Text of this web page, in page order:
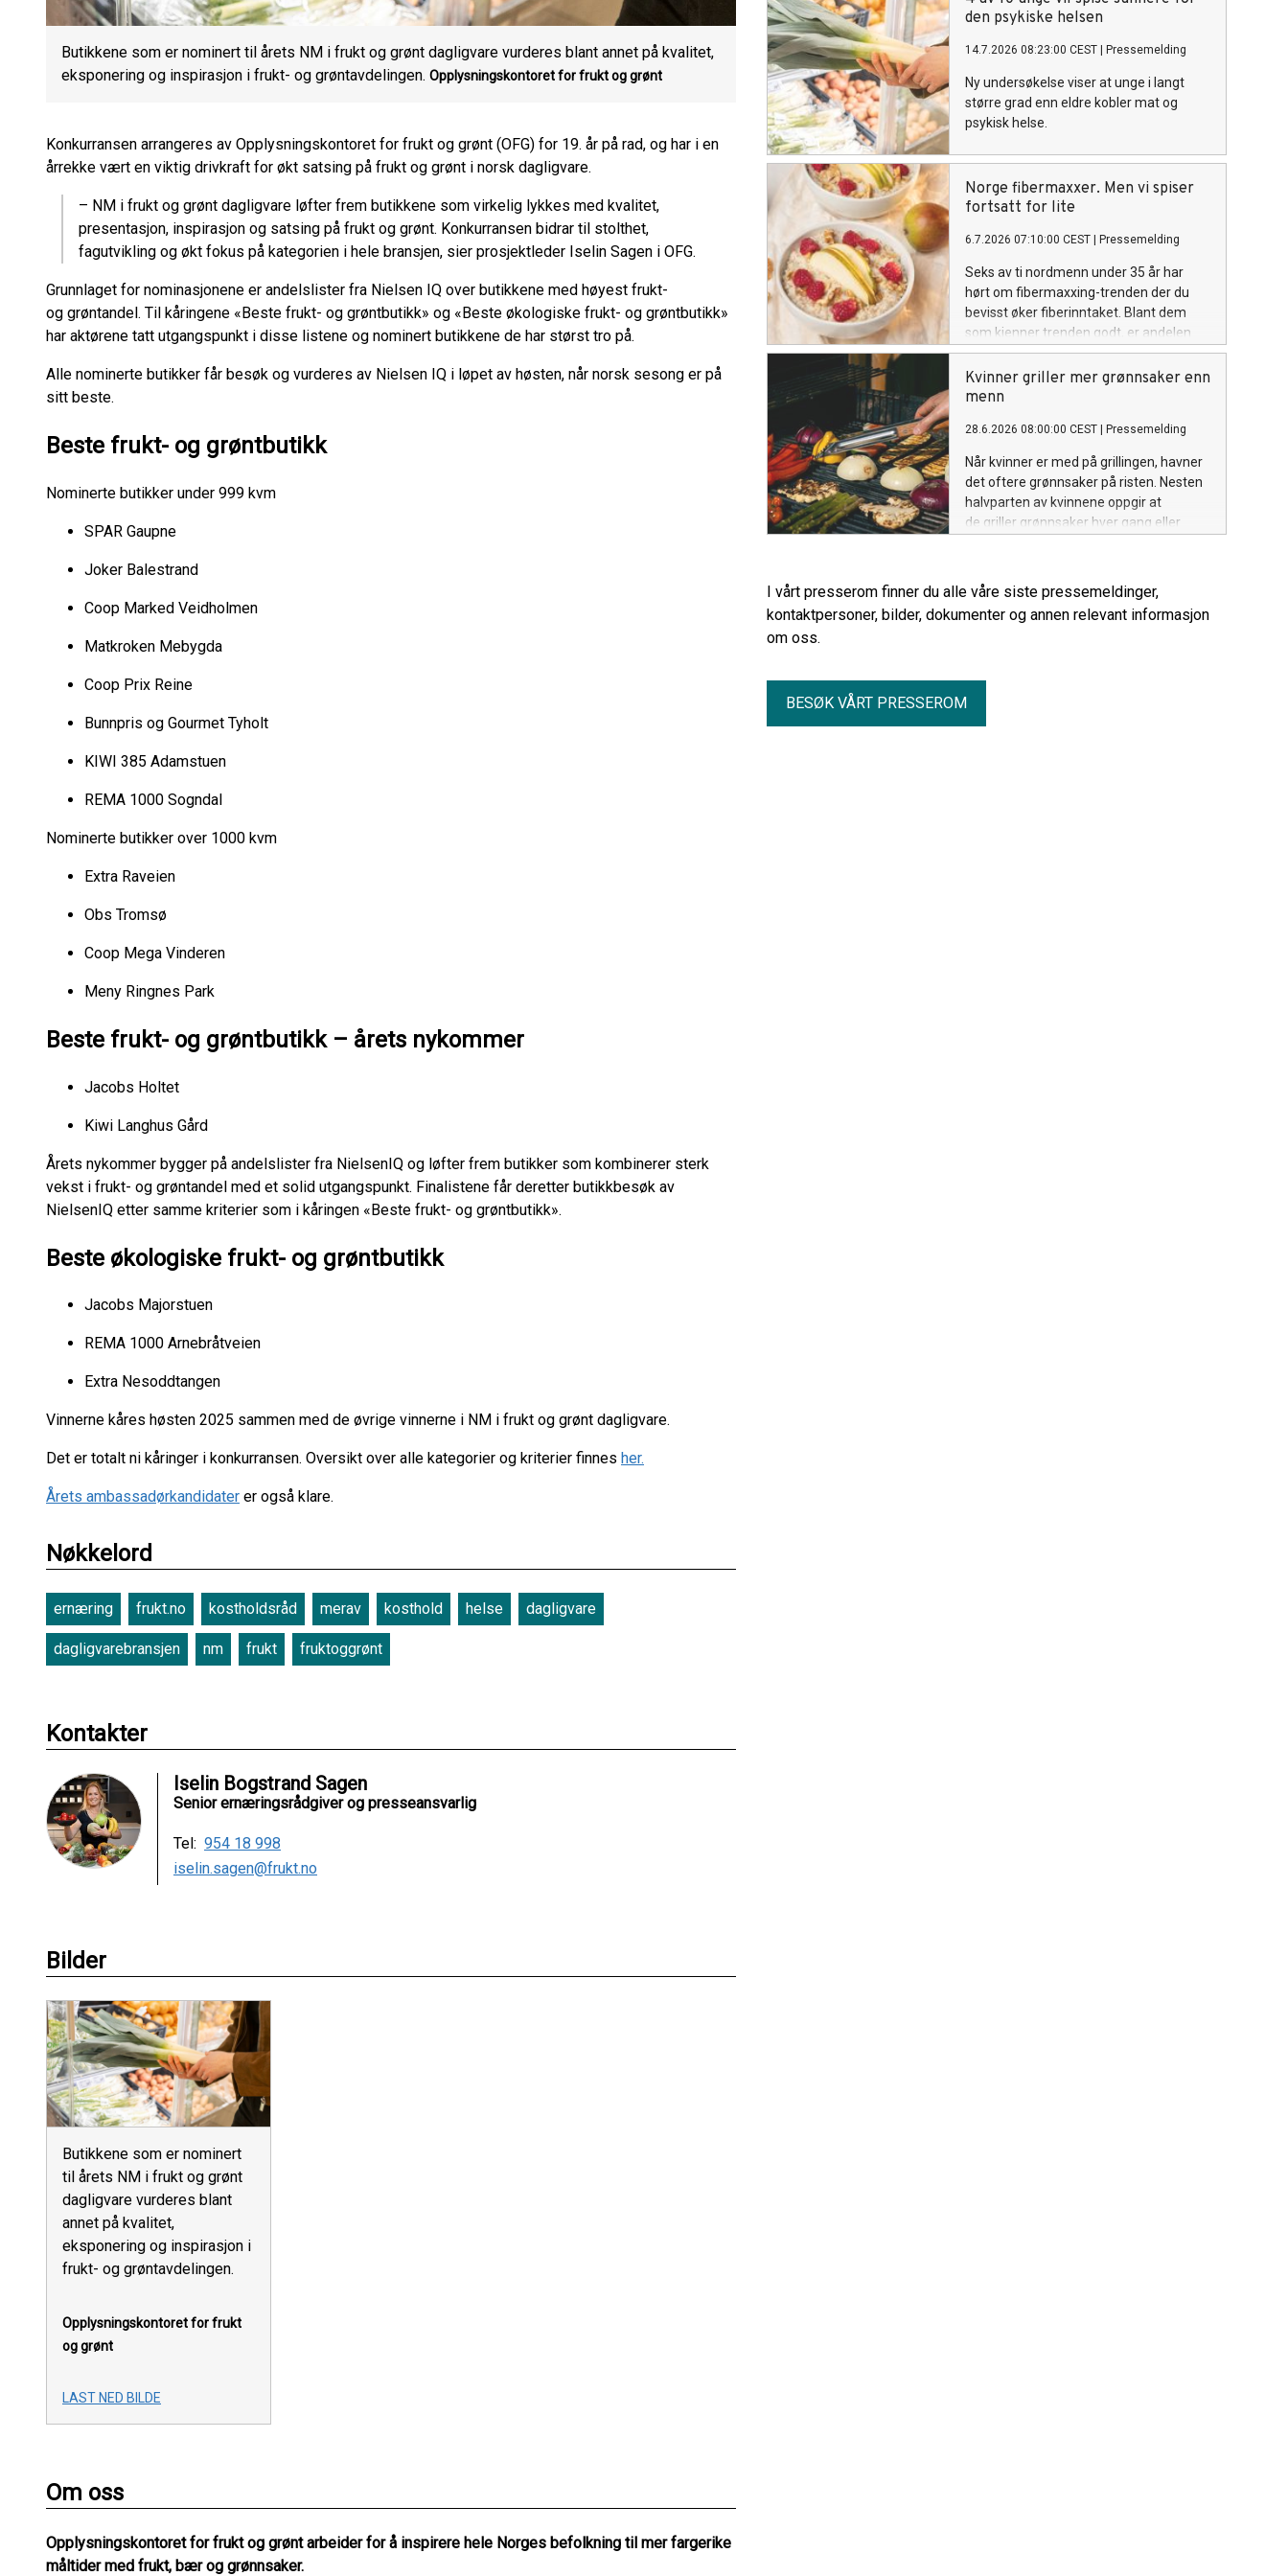
Butikkene som er nominert til årets NM i frukt og grønt dagligvare vurderes blant annet på kvalitet,
eksponering og inspirasjon i frukt- og grøntavdelingen. Opplysningskontoret for frukt og grønt
Konkurransen arrangeres av Opplysningskontoret for frukt og grønt (OFG) for 19. år på rad, og har i en
årrekke vært en viktig drivkraft for økt satsing på frukt og grønt i norsk dagligvare.
– NM i frukt og grønt dagligvare løfter frem butikkene som virkelig lykkes med kvalitet,
presentasjon, inspirasjon og satsing på frukt og grønt. Konkurransen bidrar til stolthet,
fagutvikling og økt fokus på kategorien i hele bransjen, sier prosjektleder Iselin Sagen i OFG.
Grunnlaget for nominasjonene er andelslister fra Nielsen IQ over butikkene med høyest frukt-
og grøntandel. Til kåringene «Beste frukt- og grøntbutikk» og «Beste økologiske frukt- og grøntbutikk»
har aktørene tatt utgangspunkt i disse listene og nominert butikkene de har størst tro på.
Alle nominerte butikker får besøk og vurderes av Nielsen IQ i løpet av høsten, når norsk sesong er på
sitt beste.
Beste frukt- og grøntbutikk
Nominerte butikker under 999 kvm
SPAR Gaupne
Joker Balestrand
Coop Marked Veidholmen
Matkroken Mebygda
Coop Prix Reine
Bunnpris og Gourmet Tyholt
KIWI 385 Adamstuen
REMA 1000 Sogndal
Nominerte butikker over 1000 kvm
Extra Raveien
Obs Tromsø
Coop Mega Vinderen
Meny Ringnes Park
Beste frukt- og grøntbutikk – årets nykommer
Jacobs Holtet
Kiwi Langhus Gård
Årets nykommer bygger på andelslister fra NielsenIQ og løfter frem butikker som kombinerer sterk
vekst i frukt- og grøntandel med et solid utgangspunkt. Finalistene får deretter butikkbesøk av
NielsenIQ etter samme kriterier som i kåringen «Beste frukt- og grøntbutikk».
Beste økologiske frukt- og grøntbutikk
Jacobs Majorstuen
REMA 1000 Arnebråtveien
Extra Nesoddtangen
Vinnerne kåres høsten 2025 sammen med de øvrige vinnerne i NM i frukt og grønt dagligvare.
Det er totalt ni kåringer i konkurransen. Oversikt over alle kategorier og kriterier finnes her.
Årets ambassadørkandidater er også klare.
Nøkkelord
ernæring frukt.no kostholdsråd merav kosthold helse dagligvare
dagligvarebransjen nm frukt fruktoggrønt
Kontakter
Iselin Bogstrand Sagen
Senior ernæringsrådgiver og presseansvarlig
Tel: 954 18 998
iselin.sagen@frukt.no
Bilder
Butikkene som er nominert
til årets NM i frukt og grønt
dagligvare vurderes blant
annet på kvalitet,
eksponering og inspirasjon i
frukt- og grøntavdelingen.
Opplysningskontoret for frukt
og grønt
LAST NED BILDE
Om oss
Opplysningskontoret for frukt og grønt arbeider for å inspirere hele Norges befolkning til mer fargerike
måltider med frukt, bær og grønnsaker.
Iselin Bogstrand Sagen, deler tre enkle
den psykiske helsen
14.7.2026 08:23:00 CEST Pressemelding
Ny undersøkelse viser at unge i langt
større grad enn eldre kobler mat og
psykisk helse.
Norge fibermaxxer. Men vi spiser
fortsatt for lite
6.7.2026 07:10:00 CEST Pressemelding
Seks av ti nordmenn under 35 år har
hørt om fibermaxxing-trenden der du
bevisst øker fiberinntaket. Blant dem
som kjenner trenden godt, er andelen
som er «svært opptatt» av fiberrik mat
mer enn dobbelt så høy som blant dem
som ikke har hørt om den*. Det viser en
Kvinner griller mer grønnsaker enn
menn
28.6.2026 08:00:00 CEST Pressemelding
Når kvinner er med på grillingen, havner
det oftere grønnsaker på risten. Nesten
halvparten av kvinnene oppgir at
de griller grønnsaker hver gang eller
Respons Analyse på vegne av
Opplysningskontoret for frukt og grønt.
I vårt presserom finner du alle våre siste pressemeldinger,
kontaktpersoner, bilder, dokumenter og annen relevant informasjon
om oss.
BESØK VÅRT PRESSEROM